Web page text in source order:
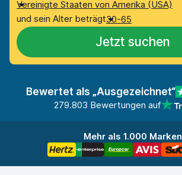
Vereinigte Staaten von Amerika (USA)
und sein Alter beträgt30-65
Jetzt suchen
Bewertet als „Ausgezeichnet“
279.803 Bewertungen auf
Mehr als 1.000 Marken